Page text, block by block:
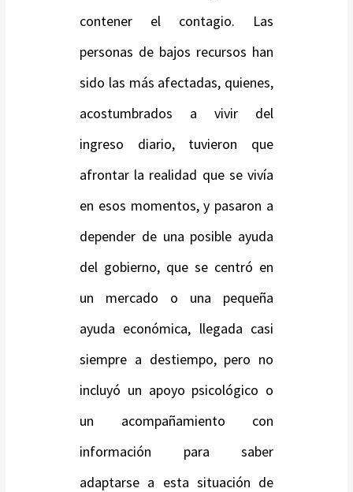
contener el contagio. Las
personas de bajos recursos han
sido las más afectadas, quienes,
acostumbrados a vivir del
ingreso diario, tuvieron que
afrontar la realidad que se vivía
en esos momentos, y pasaron a
depender de una posible ayuda
del gobierno, que se centró en
un mercado o una pequeña
ayuda económica, llegada casi
siempre a destiempo, pero no
incluyó un apoyo psicológico o
un acompañamiento con
información para saber
adaptarse a esta situación de